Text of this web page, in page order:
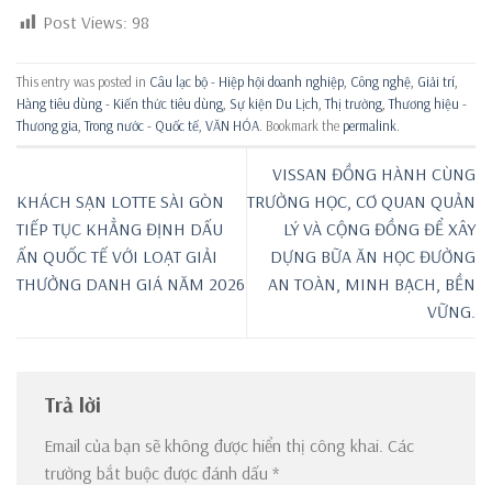
Post Views: 98
This entry was posted in Câu lạc bộ - Hiệp hội doanh nghiệp, Công nghệ, Giải trí,
Hàng tiêu dùng - Kiến thức tiêu dùng, Sự kiện Du Lịch,Thị trường,Thương hiệu -
Thương gia,Trong nước - Quốc tế, VĂN HÓA. Bookmark the permalink.
KHÁCH SẠN LOTTE SÀI GÒN
TIẾP TỤC KHẲNG ĐỊNH DẤU
ẤN QUỐC TẾ VỚI LOẠT GIẢI
THƯỞNG DANH GIÁ NĂM 2026
VISSAN ĐỒNG HÀNH CÙNG
TRƯỜNG HỌC, CƠ QUAN QUẢN
LÝ VÀ CỘNG ĐỒNG ĐỂ XÂY
DỰNG BỮA ĂN HỌC ĐƯỜNG
AN TOÀN, MINH BẠCH, BỀN
VỮNG.
Trả lời
Email của bạn sẽ không được hiển thị công khai. Các
trường bắt buộc được đánh dấu *